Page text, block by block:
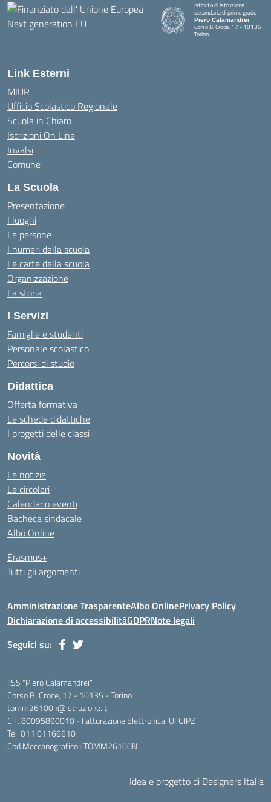
Istituto di istruzione
secondaria di primo grado
Piero Calamandrei
Corso B. Croce, 17 - 10135
Torino
Link Esterni
MIUR
Ufficio Scolastico Regionale
Scuola in Chiaro
Iscrizioni On Line
Invalsi
Comune
La Scuola
Presentazione
I luoghi
Le persone
I numeri della scuola
Le carte della scuola
Organizzazione
La storia
I Servizi
Famiglie e studenti
Personale scolastico
Percorsi di studio
Didattica
Offerta formativa
Le schede didattiche
I progetti delle classi
Novità
Le notizie
Le circolari
Calendario eventi
Bacheca sindacale
Albo Online
Erasmus+
Tutti gli argomenti
Amministrazione TrasparenteAlbo OnlinePrivacy Policy
Dichiarazione di accessibilitàGDPRNote legali
Seguici su:
IISS "Piero Calamandrei"
Corso B. Croce, 17 - 10135 - Torino
tomm26100n@istruzione.it
C.F. 80095890010 - Fatturazione Elettronica: UFGIPZ
Tel. 011 01166610
Cod.Meccanografico.: TOMM26100N
Idea e progetto di Designers Italia